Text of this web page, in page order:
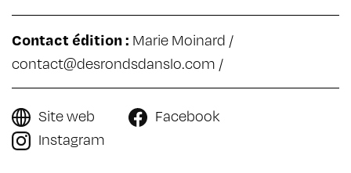
Contact édition : Marie Moinard /
contact@desrondsdanslo.com /
Site web
Facebook
Instagram